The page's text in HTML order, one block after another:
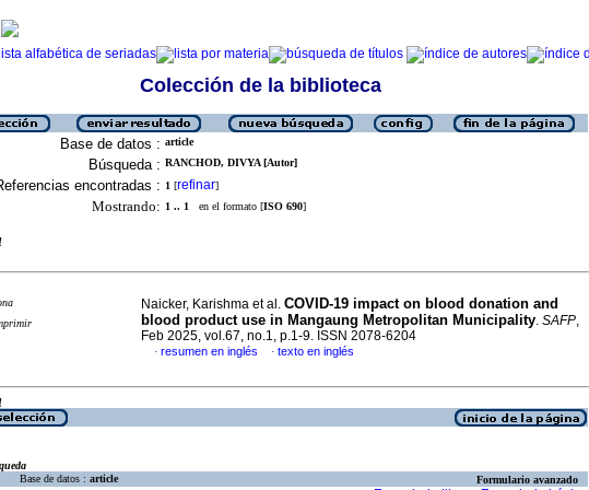
Colección de la biblioteca
Base de datos : article
Búsqueda : RANCHOD, DIVYA [Autor]
encontradas : 1 [refinar]
Mostrando: 1 .. 1 en el formato [ISO 690]
Naicker, Karishma et al. COVID-19 impact on blood donation and
blood product use in Mangaung Metropolitan Municipality. SAFP,
Feb 2025, vol.67, no.1, p.1-9. ISSN 2078-6204
· resumen en inglés · texto en inglés
Base de datos : article Formulario avanzado